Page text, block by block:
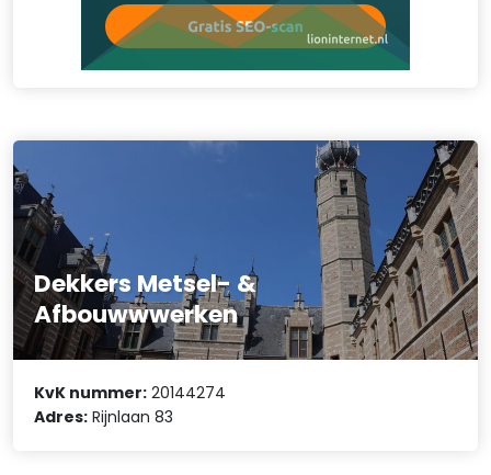
Dekkers Metsel- &
Afbouwwwerken
KvK nummer: 20144274
Adres: Rijnlaan 83